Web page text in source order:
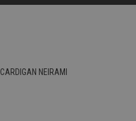
CARDIGAN NEIRAMI